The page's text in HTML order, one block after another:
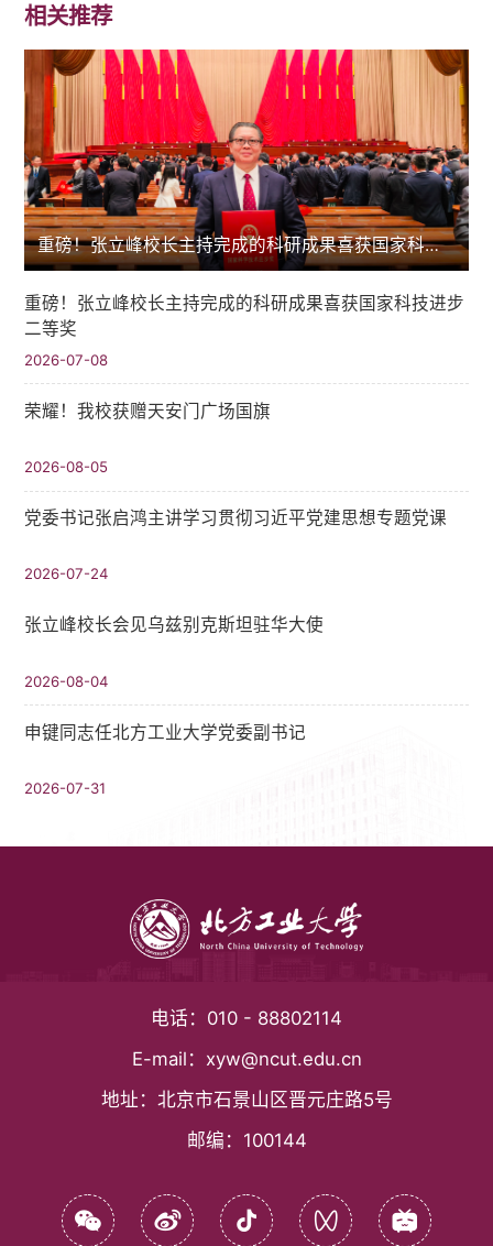
相关推荐
重磅！张立峰校长主持完成的科研成果喜获国家科技进步二等奖
重磅！张立峰校长主持完成的科研成果喜获国家科技进步
二等奖
2026-07-08
荣耀！我校获赠天安门广场国旗
2026-08-05
党委书记张启鸿主讲学习贯彻习近平党建思想专题党课
2026-07-24
张立峰校长会见乌兹别克斯坦驻华大使
2026-08-04
申键同志任北方工业大学党委副书记
2026-07-31
电话： 010 - 88802114
E-mail： xyw@ncut.edu.cn
地址： 北京市石景山区晋元庄路5号
邮编： 100144